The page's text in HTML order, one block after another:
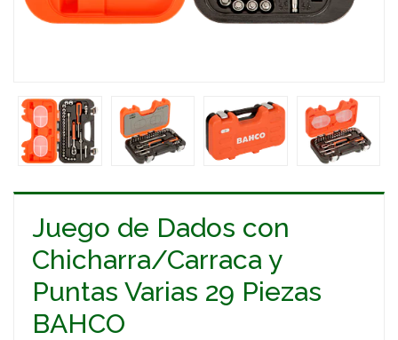
Juego de Dados con
Chicharra/Carraca y
Puntas Varias 29 Piezas
BAHCO